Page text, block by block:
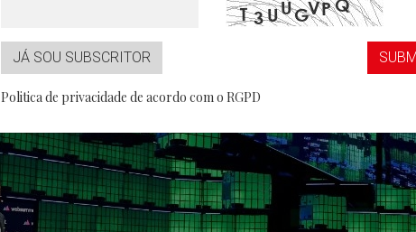
JÁ SOU SUBSCRITOR
Politica de privacidade de acordo com o RGPD